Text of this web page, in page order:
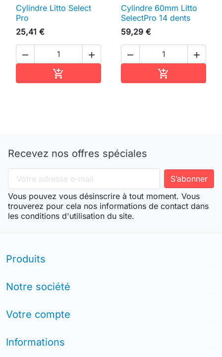
Cylindre Litto Select
Pro
25,41 €
 

Cylindre 60mm Litto
SelectPro 14 dents
59,29 €
 

Recevez nos offres spéciales
Vous pouvez vous désinscrire à tout moment. Vous
trouverez pour cela nos informations de contact dans
les conditions d'utilisation du site.
Produits
Notre société
Votre compte
Informations